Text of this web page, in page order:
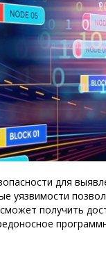
для
уязвимости
получить